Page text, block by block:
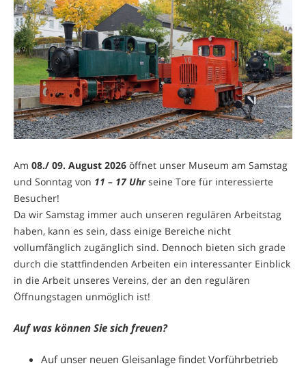
Am 08./ 09. August 2026 öffnet unser Museum am Samstag
und Sonntag von 11 – 17 Uhrseine Tore für interessierte
Besucher!
Da wir Samstag immer auch unseren regulären Arbeitstag
haben, kann es sein, dass einige Bereiche nicht
vollumfänglich zugänglich sind. Dennoch bieten sich grade
durch die stattfindenden Arbeiten ein interessanter Einblick
in die Arbeit unseres Vereins, der an den regulären
Öffnungstagen unmöglich ist!
Auf was können Sie sich freuen?
Auf unser neuen Gleisanlage findet Vorführbetrieb